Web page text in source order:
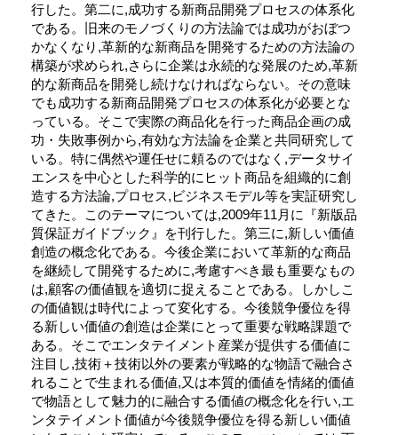
行した。第二に,成功する新商品開発プロセスの体系化
である。旧来のモノづくりの方法論では成功がおぼつ
かなくなり,革新的な新商品を開発するための方法論の
構築が求められ,さらに企業は永続的な発展のため,革新
的な新商品を開発し続けなければならない。その意味
でも成功する新商品開発プロセスの体系化が必要とな
っている。そこで実際の商品化を行った商品企画の成
功・失敗事例から,有効な方法論を企業と共同研究して
いる。特に偶然や運任せに頼るのではなく,データサイ
エンスを中心とした科学的にヒット商品を組織的に創
造する方法論,プロセス,ビジネスモデル等を実証研究し
てきた。このテーマについては,2009年11月に『新版品
質保証ガイドブック』を刊行した。第三に,新しい価値
創造の概念化である。今後企業において革新的な商品
を継続して開発するために,考慮すべき最も重要なもの
は,顧客の価値観を適切に捉えることである。しかしこ
の価値観は時代によって変化する。今後競争優位を得
る新しい価値の創造は企業にとって重要な戦略課題で
ある。そこでエンタテイメント産業が提供する価値に
注目し,技術＋技術以外の要素が戦略的な物語で融合さ
れることで生まれる価値,又は本質的価値を情緒的価値
で物語として魅力的に融合する価値の概念化を行い,エ
ンタテイメント価値が今後競争優位を得る新しい価値